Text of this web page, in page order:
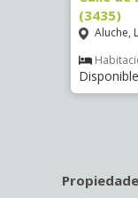
(3435)
Aluche,
Disponible